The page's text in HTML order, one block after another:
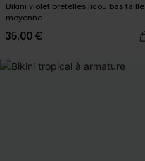
Bikini violet bretelles licou bas taille
moyenne
35,00 €